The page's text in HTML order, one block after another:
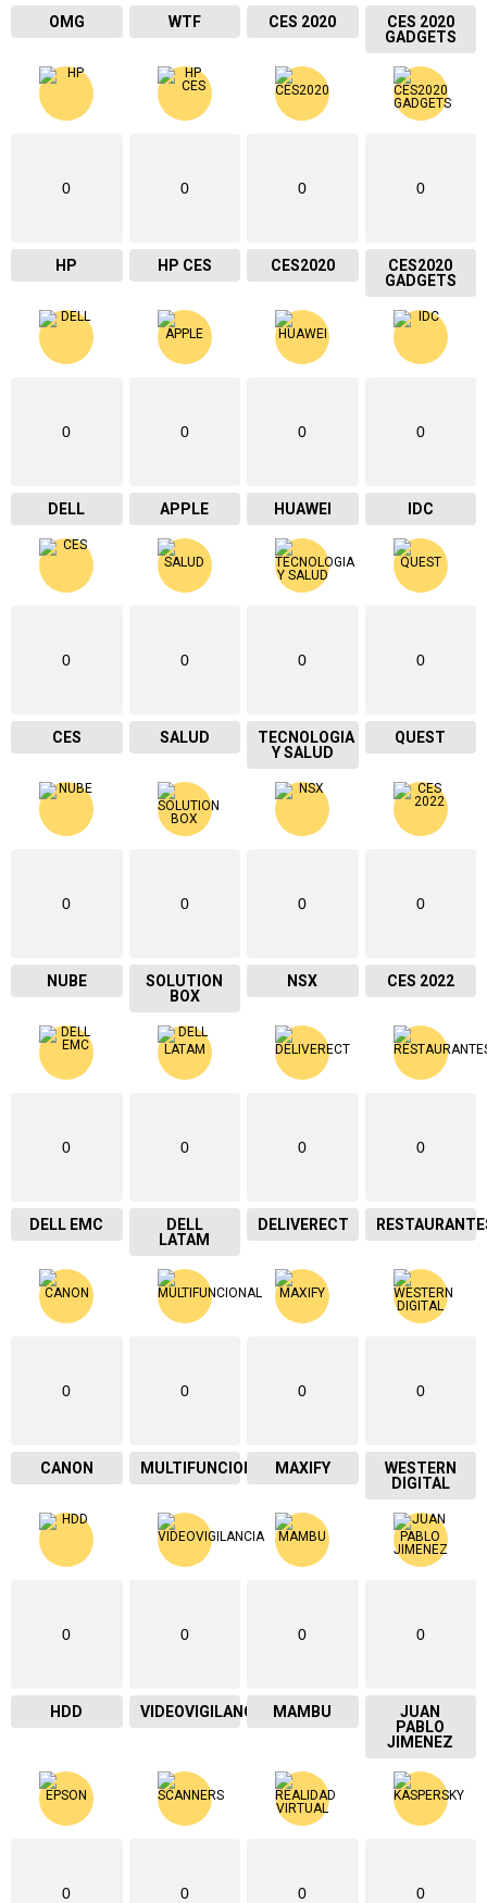
OMG WTF CES 2020
CES 2020
GADGETS
0
HP
0
HP CES
0
CES2020
0
CES2020
GADGETS
0
DELL
0
APPLE
0
HUAWEI
0
IDC
0
CES
0
SALUD
0
TECNOLOGIA
Y SALUD
0
QUEST
0
NUBE
0
SOLUTION
BOX
0
NSX
0
CES 2022
0
DELL EMC
0
DELL
LATAM
0
DELIVERECT
0
0
CANON
0
MULTIFUNCIONAL
0
MAXIFY
0
WESTERN
DIGITAL
0
HDD
0
VIDEOVIGILANCIA
0
MAMBU
0
JUAN
PABLO
JIMENEZ
0 0 0 0